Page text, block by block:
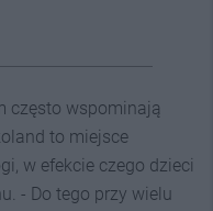
często wspominają
to miejsce
w efekcie czego dzieci
- Do tego przy wielu